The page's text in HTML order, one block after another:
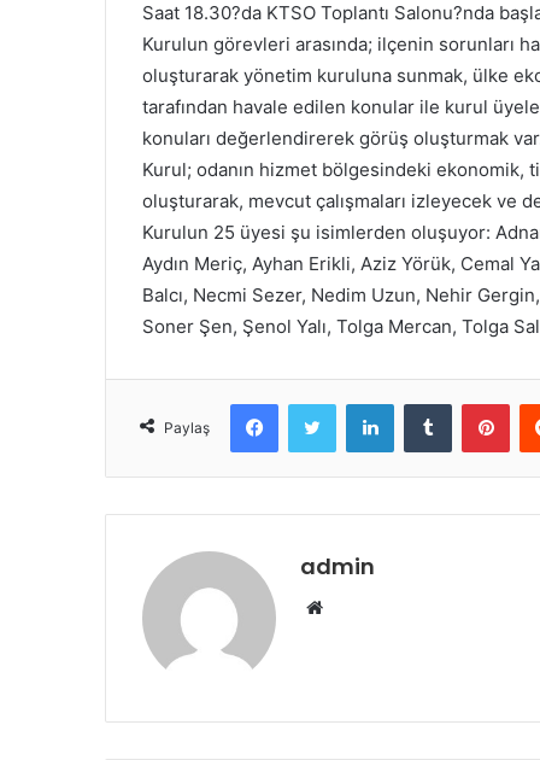
t
a
g
ö
n
d
k
Saat 18.30?da KTSO Toplantı Salonu?nda
Kurulun görevleri arasında; ilçenin sorunları
oluşturarak yönetim kuruluna sunmak, ülke
tarafından havale edilen konular ile kurul
konuları değerlendirerek görüş oluşturmak
Kurul; odanın hizmet bölgesindeki ekonomik,
oluşturarak, mevcut çalışmaları izleyecek ve
Kurulun 25 üyesi şu isimlerden oluşuyor:
Aydın Meriç, Ayhan Erikli, Aziz Yörük, Cemal
Balcı, Necmi Sezer, Nedim Uzun, Nehir
Soner Şen, Şenol Yalı, Tolga Mercan, Tolga
Paylaş
admin
i